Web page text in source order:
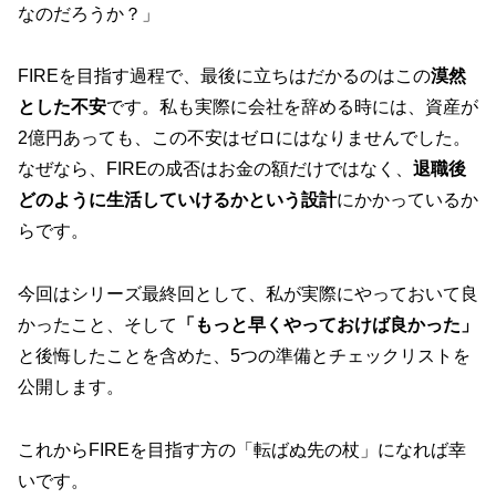
なのだろうか？」
FIREを目指す過程で、最後に立ちはだかるのはこの漠然
とした不安です。私も実際に会社を辞める時には、資産が
2億円あっても、この不安はゼロにはなりませんでした。
なぜなら、FIREの成否はお金の額だけではなく、 退職後
どのように生活していけるかという設計にかかっているか
らです。
今回はシリーズ最終回として、私が実際にやっておいて良
かったこと、そして
「もっと早くやっておけば良かった」
と後悔したことを含めた、5つの準備とチェックリストを
公開します。
これからFIREを目指す方の「転ばぬ先の杖」になれば幸
いです。